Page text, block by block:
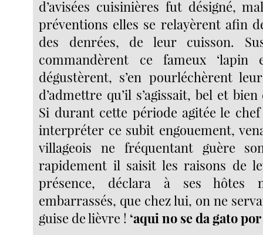
d’avisées cuisinières fut désigné,
préventions elles se relayèrent afin
des denrées, de leur cuisson.
commandèrent ce fameux ‘lapin
dégustèrent, s’en pourléchèrent
d’admettre qu’il s’agissait, bel et
Si durant cette période agitée le
interpréter ce subit engouement,
villageois ne fréquentant guère
rapidement il saisit les raisons de
présence, déclara à ses hôtes
embarrassés, que chez lui, on ne
guise de lièvre ! ‘aqui no se da gato